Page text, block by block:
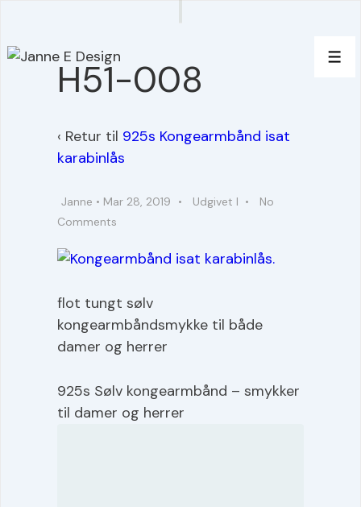
til
hovedindholdH51-008
‹ Retur til 925s Kongearmbånd isat
karabinlås
Janne • Mar 28, 2019 Udgivet I
No
Comments
flot tungt sølv
kongearmbåndsmykke til både
damer og herrer
925s Sølv kongearmbånd – smykker
til damer og herrer